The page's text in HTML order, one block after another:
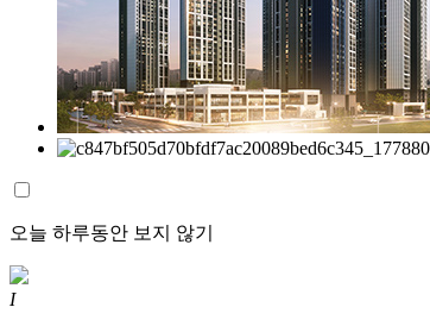
오늘 하루동안 보지 않기
I